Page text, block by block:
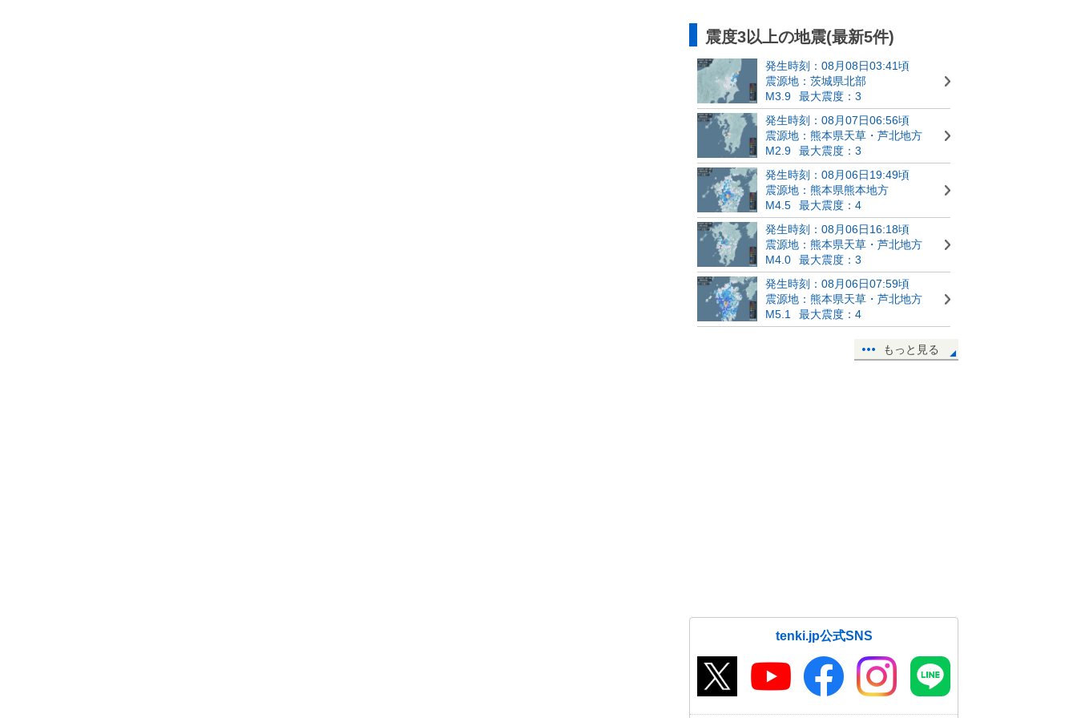
震度3以上の地震(最新5件)
発生時刻：08月08日03:41頃
震源地：茨城県北部
M3.9
最大震度：3
発生時刻：08月07日06:56頃
震源地：熊本県天草・芦北地方
M2.9
最大震度：3
発生時刻：08月06日19:49頃
震源地：熊本県熊本地方
M4.5
最大震度：4
発生時刻：08月06日16:18頃
震源地：熊本県天草・芦北地方
M4.0
最大震度：3
発生時刻：08月06日07:59頃
震源地：熊本県天草・芦北地方
M5.1
最大震度：4
もっと見る
tenki.jp公式SNS